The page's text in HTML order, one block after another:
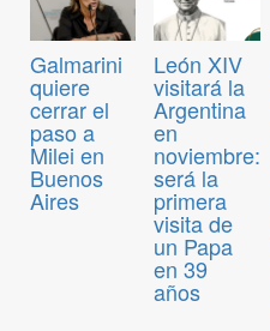
Galmarini
quiere
cerrar el
paso a
Milei en
Buenos
Aires
León XIV
visitará la
Argentina
en
noviembre:
será la
primera
visita de
un Papa
en 39
años